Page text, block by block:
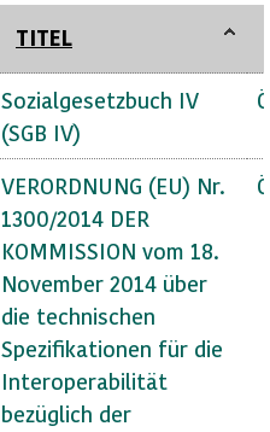
TITEL
Sozialgesetzbuch IV
(SGB IV)
VERORDNUNG (EU) Nr.
1300/2014 DER
KOMMISSION vom 18.
November 2014 über
die technischen
Spezifikationen für die
Interoperabilität
bezüglich der